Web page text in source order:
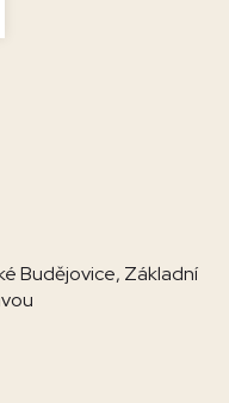
Budějovice, Základní